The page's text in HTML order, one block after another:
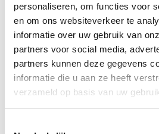
personaliseren, om functies voor
en om ons websiteverkeer te
informatie over uw gebruik van
partners voor social media,
partners kunnen deze gegevens
informatie die u aan ze heeft
verzameld op basis van uw
Profiel steungezin
Wij zoeken een steungezin in
Waar dit meisje
uur op zaterdag of
Een gezin met een
natuurlijk niet.